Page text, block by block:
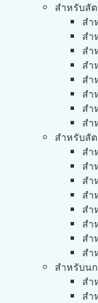
สำหรับสั
สำ
สำ
สำ
สำ
สำ
สำ
สำ
สำ
สำหรับสั
สำ
สำ
สำ
สำ
สำ
สำ
สำ
สำ
สำหรับน
สำ
สำ